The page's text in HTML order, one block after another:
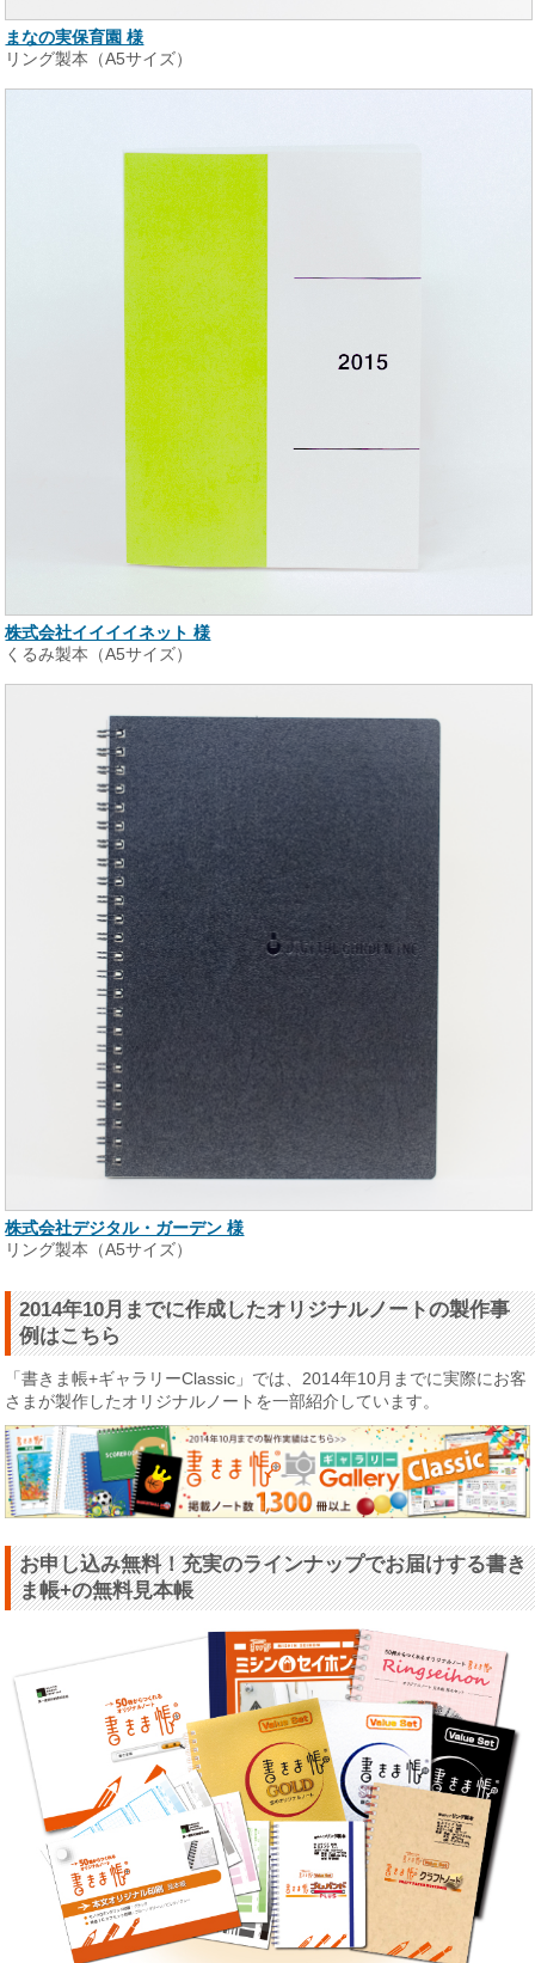
まなの実保育園 様
リング製本（A5サイズ）
株式会社イイイイネット 様
くるみ製本（A5サイズ）
株式会社デジタル・ガーデン 様
リング製本（A5サイズ）
2014年10月までに作成したオリジナルノートの製作事
例はこちら
「書きま帳+ギャラリーClassic」では、2014年10月までに実際にお客
さまが製作したオリジナルノートを一部紹介しています。
お申し込み無料！充実のラインナップでお届けする書き
ま帳+の無料見本帳